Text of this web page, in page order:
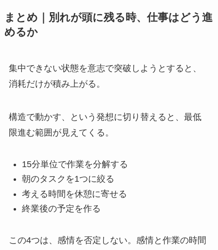
まとめ｜別れが頭に残る時、仕事はどう進
めるか
集中できない状態を意志で突破しようとすると、
消耗だけが積み上がる。
構造で動かす、という発想に切り替えると、最低
限進む範囲が見えてくる。
15分単位で作業を分解する
朝のタスクを1つに絞る
考える時間を休憩に寄せる
終業後の予定を作る
この4つは、感情を否定しない。感情と作業の時間